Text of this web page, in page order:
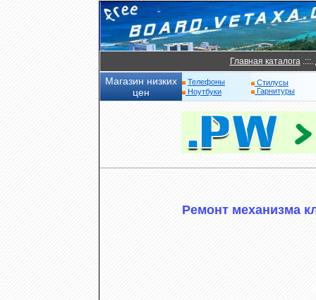
Главная каталога.:::.
Магазин низких
цен
Телефоны
Ноутбуки
Стилусы
Гарнитуры
Ремонт механизма